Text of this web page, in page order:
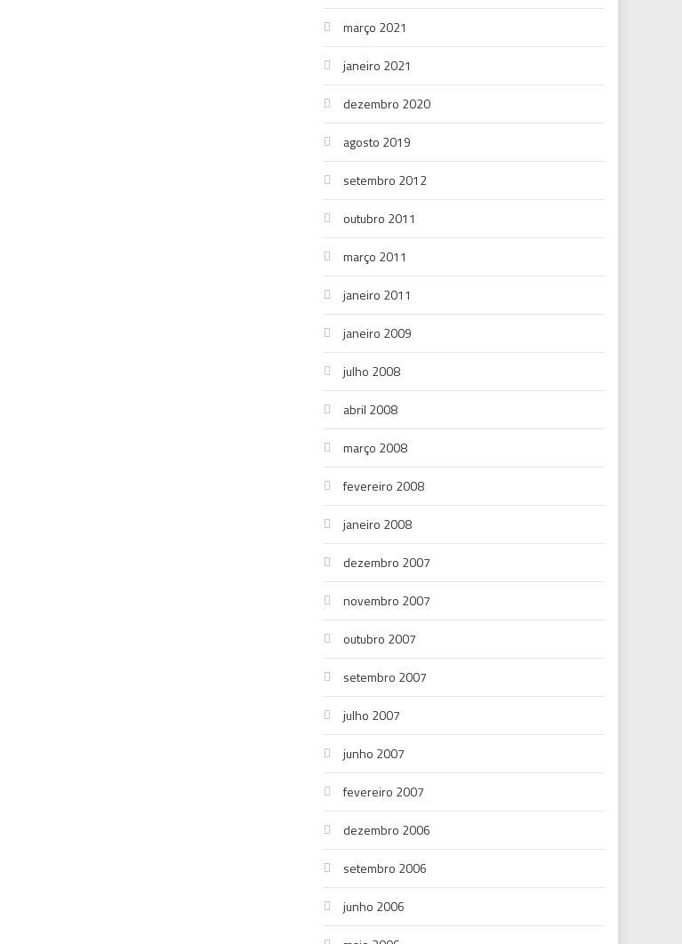
março 2021
janeiro 2021
dezembro 2020
agosto 2019
setembro 2012
outubro 2011
março 2011
janeiro 2011
janeiro 2009
julho 2008
abril 2008
março 2008
fevereiro 2008
janeiro 2008
dezembro 2007
novembro 2007
outubro 2007
setembro 2007
julho 2007
junho 2007
fevereiro 2007
dezembro 2006
setembro 2006
junho 2006